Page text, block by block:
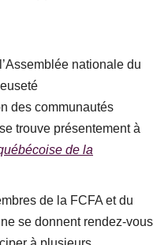
nationale du
des communautés
trouve présentement à
de la
de la FCFA et du
se donnent rendez-vous